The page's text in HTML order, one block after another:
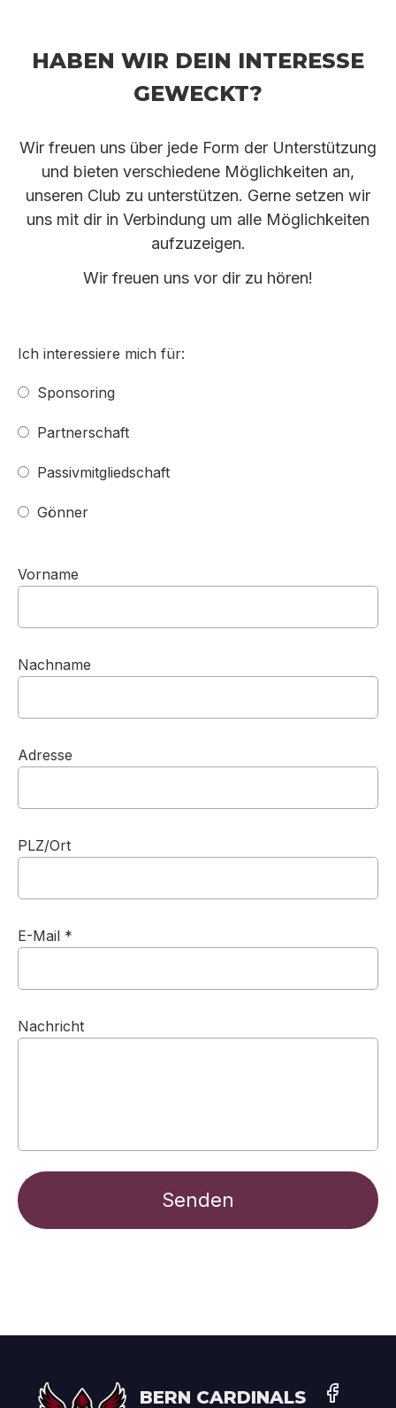
Haben wir dein Interesse
geweckt?
Wir freuen uns über jede Form der Unterstützung
und bieten verschiedene Möglichkeiten an,
unseren Club zu unterstützen. Gerne setzen wir
uns mit dir in Verbindung um alle Möglichkeiten
aufzuzeigen.
Wir freuen uns vor dir zu hören!
Ich interessiere mich für:
Sponsoring
Partnerschaft
Passivmitgliedschaft
Gönner
Vorname
Nachname
Adresse
PLZ/Ort
E-Mail *
Nachricht
Bern Cardinals